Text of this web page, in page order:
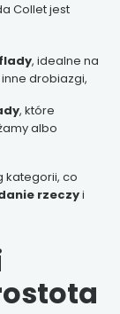
Collet jest
, idealne na
drobiazgi,
, które
albo
kategorii, co
rzeczyi